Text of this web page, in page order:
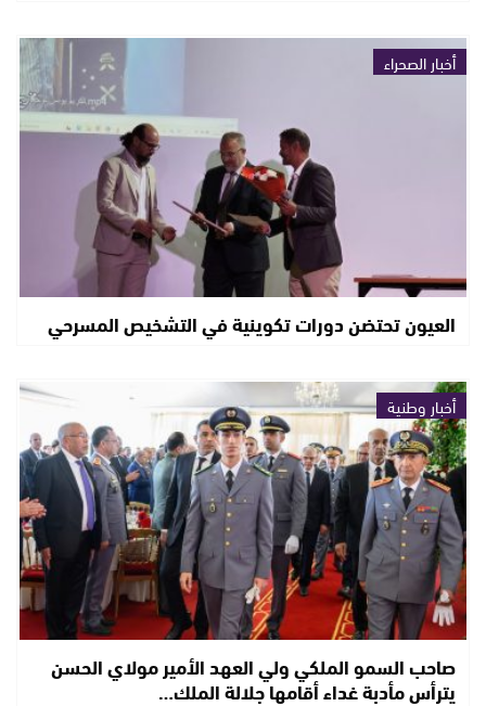
أخبار الصحراء
العيون تحتضن دورات تكوينية في التشخيص المسرحي
أخبار وطنية
صاحب السمو الملكي ولي العهد الأمير مولاي الحسن
يترأس مأدبة غداء أقامها جلالة الملك…